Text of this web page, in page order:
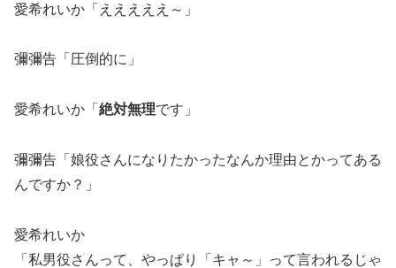
愛希れいか「えええええ～」
彌彌告「圧倒的に」
愛希れいか「 絶対無理です」
彌彌告「娘役さんになりたかったなんか理由とかってある
んですか？」
愛希れいか
「私男役さんって、やっぱり「キャ～」って言われるじゃ